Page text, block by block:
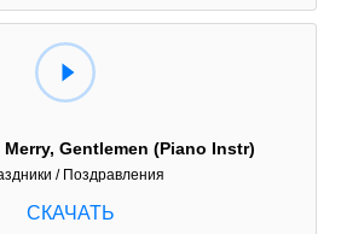
Gentlemen (Piano Instr)
/ Поздравления